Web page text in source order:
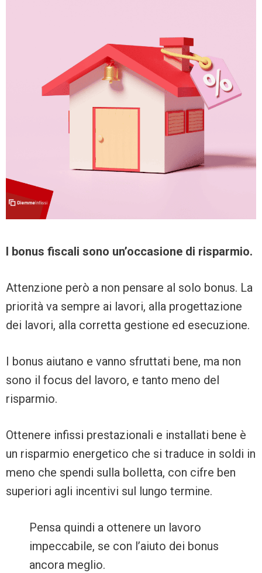
I bonus fiscali sono un’occasione di risparmio.
Attenzione però a non pensare al solo bonus. La
priorità va sempre ai lavori, alla progettazione
dei lavori, alla corretta gestione ed esecuzione.
I bonus aiutano e vanno sfruttati bene, ma non
sono il focus del lavoro, e tanto meno del
risparmio.
Ottenere infissi prestazionali e installati bene è
un risparmio energetico che si traduce in soldi in
meno che spendi sulla bolletta, con cifre ben
superiori agli incentivi sul lungo termine.
Pensa quindi a ottenere un lavoro
impeccabile, se con l’aiuto dei bonus
ancora meglio.